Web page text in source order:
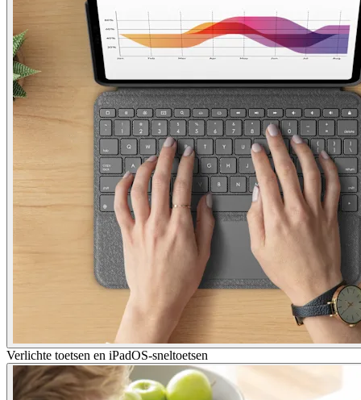
Verlichte toetsen en iPadOS-sneltoetsen